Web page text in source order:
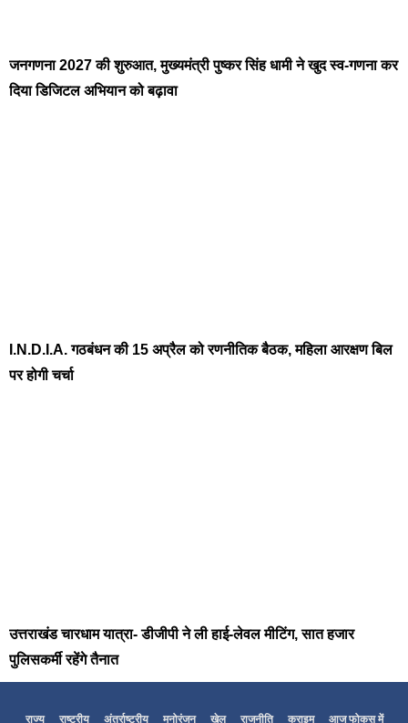
जनगणना 2027 की शुरुआत, मुख्यमंत्री पुष्कर सिंह धामी ने खुद स्व-गणना कर
दिया डिजिटल अभियान को बढ़ावा
I.N.D.I.A. गठबंधन की 15 अप्रैल को रणनीतिक बैठक, महिला आरक्षण बिल
पर होगी चर्चा
उत्तराखंड चारधाम यात्रा- डीजीपी ने ली हाई-लेवल मीटिंग, सात हजार
पुलिसकर्मी रहेंगे तैनात
राज्य राष्ट्रीय अंतर्राष्ट्रीय मनोरंजन खेल राजनीति क्राइम आज फोकस में